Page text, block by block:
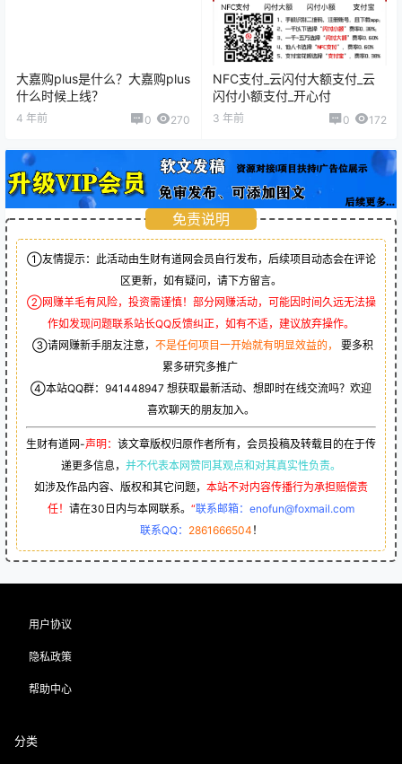
大嘉购plus是什么？大嘉购plus
什么时候上线？
4 年前 0 270
NFC支付_云闪付大额支付_云
闪付小额支付_开心付
3 年前 0 172
免责说明
①友情提示：此活动由生财有道网会员自行发布，后续项目动态会在评论
区更新，如有疑问，请下方留言。
②网赚羊毛有风险，投资需谨慎！部分网赚活动，可能因时间久远无法操
作如发现问题联系站长QQ反馈纠正，如有不适，建议放弃操作。
③请网赚新手朋友注意， 不是任何项目一开始就有明显效益的，
要多积
累多研究多推广
④本站QQ群： 941448947 想获取最新活动、想即时在线交流吗？欢迎
喜欢聊天的朋友加入。
生财有道网-声明： 该文章版权归原作者所有，会员投稿及转载目的在于传
递更多信息， 并不代表本网赞同其观点和对其真实性负责。
如涉及作品内容、版权和其它问题， 本站不对内容传播行为承担赔偿责
任！ 请在30日内与本网联系。 “联系邮箱：enofun@foxmail.com
联系QQ： 2861666504 ！
用户协议
隐私政策
帮助中心
分类